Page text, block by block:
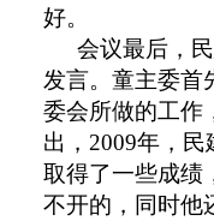
好。
会议最后，
发言。童主委首
委会所做的工作
出， 2009年，民
取得了一些成绩
不开的，同时他